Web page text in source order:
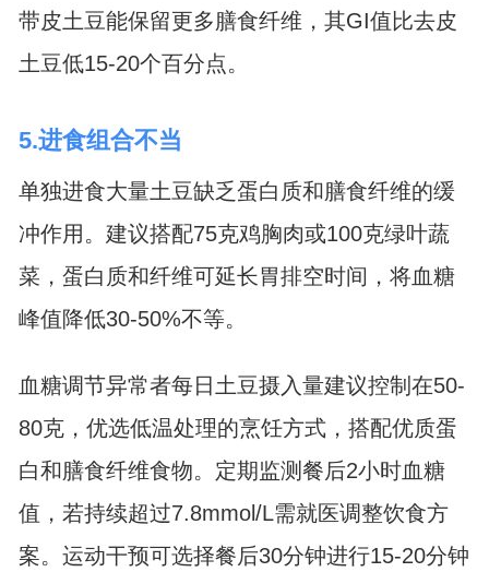
带皮土豆能保留更多膳食纤维，其GI值比去皮
土豆低15-20个百分点。
5.进食组合不当
单独进食大量土豆缺乏蛋白质和膳食纤维的缓
冲作用。建议搭配75克鸡胸肉或100克绿叶蔬
菜，蛋白质和纤维可延长胃排空时间，将血糖
峰值降低30-50%不等。
血糖调节异常者每日土豆摄入量建议控制在50-
80克，优选低温处理的烹饪方式，搭配优质蛋
白和膳食纤维食物。定期监测餐后2小时血糖
值，若持续超过7.8mmol/L需就医调整饮食方
案。运动干预可选择餐后30分钟进行15-20分钟